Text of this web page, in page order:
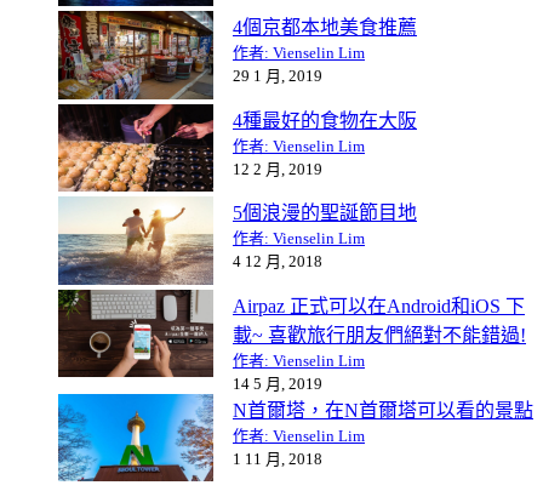
4個京都本地美食推薦
作者: Vienselin Lim
29 1 月, 2019
4種最好的食物在大阪
作者: Vienselin Lim
12 2 月, 2019
5個浪漫的聖誕節目地
作者: Vienselin Lim
4 12 月, 2018
Airpaz 正式可以在Android和iOS 下
載~ 喜歡旅行朋友們絕對不能錯過!
作者: Vienselin Lim
14 5 月, 2019
N首爾塔，在N首爾塔可以看的景點
作者: Vienselin Lim
1 11 月, 2018